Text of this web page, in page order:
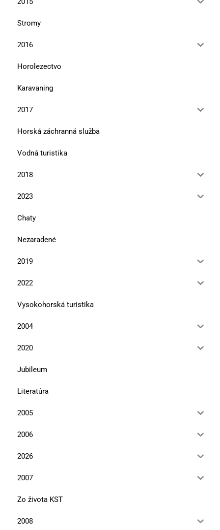
Stromy
2016
Horolezectvo
Karavaning
2017
Horská záchranná služba
Vodná turistika
2018
2023
Chaty
Nezaradené
2019
2022
Vysokohorská turistika
2004
2020
Jubileum
Literatúra
2005
2006
2026
2007
Zo života KST
2008